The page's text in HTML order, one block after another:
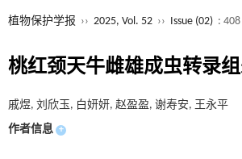
植物保护学报 ›› 2025, Vol. 52 ›› Issue (02) :
桃红颈天牛雌雄成虫转录
戚煜, 刘欣玉, 白妍妍, 赵盈盈, 谢寿安, 王永平
作者信息 +